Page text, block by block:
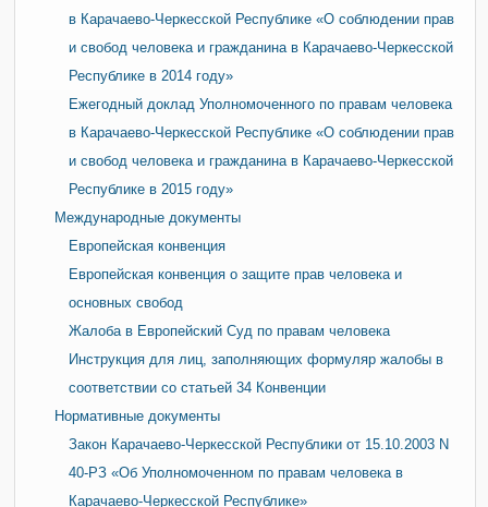
в Карачаево-Черкесской Республике «О соблюдении прав
и свобод человека и гражданина в Карачаево-Черкесской
Республике в 2014 году»
Ежегодный доклад Уполномоченного по правам человека
в Карачаево-Черкесской Республике «О соблюдении прав
и свобод человека и гражданина в Карачаево-Черкесской
Республике в 2015 году»
Международные документы
Европейская конвенция
Европейская конвенция о защите прав человека и
основных свобод
Жалоба в Европейский Суд по правам человека
Инструкция для лиц, заполняющих формуляр жалобы в
соответствии со статьей 34 Конвенции
Нормативные документы
Закон Карачаево-Черкесской Республики от 15.10.2003 N
40-РЗ «Об Уполномоченном по правам человека в
Карачаево-Черкесской Республике»